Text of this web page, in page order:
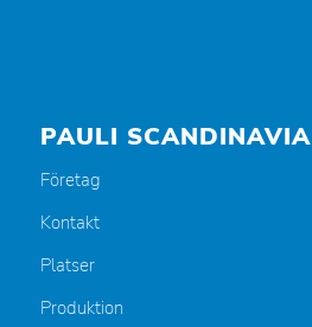
PAULI SCANDINAVIA
Företag
Kontakt
Platser
Produktion